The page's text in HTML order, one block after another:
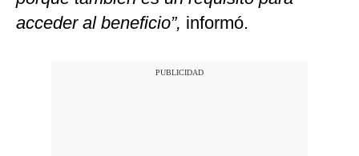
acceder al beneficio”, informó.